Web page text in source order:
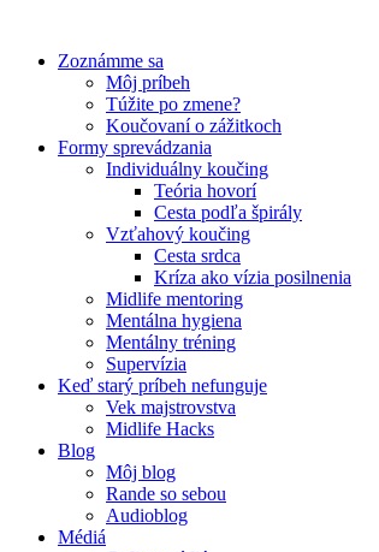
obsah
Zoznámme sa
Môj príbeh
Túžite po zmene?
Koučovaní o zážitkoch
Formy sprevádzania
Individuálny koučing
Teória hovorí
Cesta podľa špirály
Vzťahový koučing
Cesta srdca
Kríza ako vízia posilnenia
Midlife mentoring
Mentálna hygiena
Mentálny tréning
Supervízia
Keď starý príbeh nefunguje
Vek majstrovstva
Midlife Hacks
Blog
Môj blog
Rande so sebou
Audioblog
Médiá